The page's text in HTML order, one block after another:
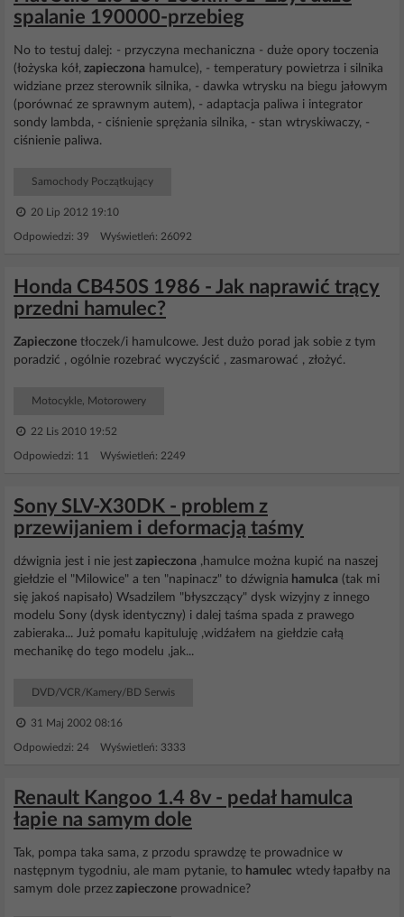
spalanie 190000-przebieg
No to testuj dalej: - przyczyna mechaniczna - duże opory toczenia
(łożyska kół, zapieczona hamulce), - temperatury powietrza i silnika
widziane przez sterownik silnika, - dawka wtrysku na biegu jałowym
(porównać ze sprawnym autem), - adaptacja paliwa i integrator
sondy lambda, - ciśnienie sprężania silnika, - stan wtryskiwaczy, -
ciśnienie paliwa.
Samochody Początkujący
20 Lip 2012 19:10
Odpowiedzi: 39 Wyświetleń: 26092
Honda CB450S 1986 - Jak naprawić trący
przedni hamulec?
Zapieczone tłoczek/i hamulcowe. Jest dużo porad jak sobie z tym
poradzić , ogólnie rozebrać wyczyścić , zasmarować , złożyć.
Motocykle, Motorowery
22 Lis 2010 19:52
Odpowiedzi: 11 Wyświetleń: 2249
Sony SLV-X30DK - problem z
przewijaniem i deformacją taśmy
dźwignia jest i nie jest zapieczona ,hamulce można kupić na naszej
giełdzie el "Milowice" a ten "napinacz" to dźwignia hamulca (tak mi
się jakoś napisało) Wsadzilem "błyszczący" dysk wizyjny z innego
modelu Sony (dysk identyczny) i dalej taśma spada z prawego
zabieraka... Już pomału kapituluję ,widźałem na giełdzie całą
mechanikę do tego modelu ,jak...
DVD/VCR/Kamery/BD Serwis
31 Maj 2002 08:16
Odpowiedzi: 24 Wyświetleń: 3333
Renault Kangoo 1.4 8v - pedał hamulca
łapie na samym dole
Tak, pompa taka sama, z przodu sprawdzę te prowadnice w
następnym tygodniu, ale mam pytanie, to hamulec wtedy łapałby na
samym dole przez zapieczone prowadnice?